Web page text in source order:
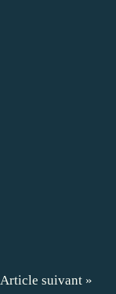
Article suivant »